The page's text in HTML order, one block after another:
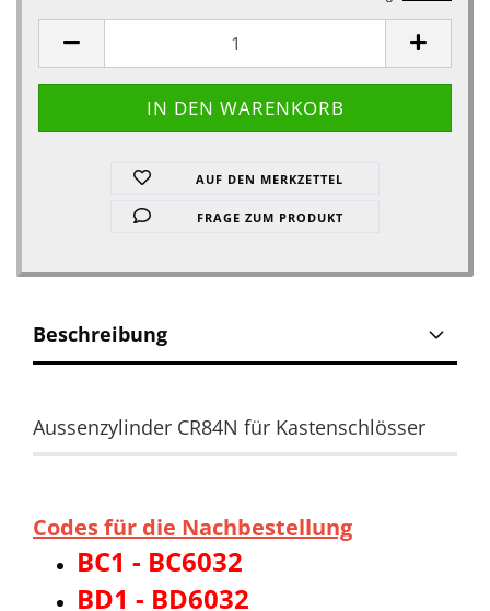
AUF DEN MERKZETTEL
FRAGE ZUM PRODUKT
Beschreibung
Aussenzylinder CR84N für Kastenschlösser
Codes für die Nachbestellung
BC1 - BC6032
BD1 - BD6032